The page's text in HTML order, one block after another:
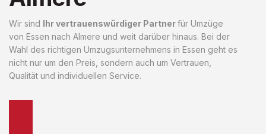
Wir sind Ihr vertrauenswürdiger Partnerfür Umzüge
von Essen nach Almere und weit darüber hinaus. Bei der
Wahl des richtigen Umzugsunternehmens in Essen geht es
nicht nur um den Preis, sondern auch um Vertrauen,
Qualität und individuellen Service.